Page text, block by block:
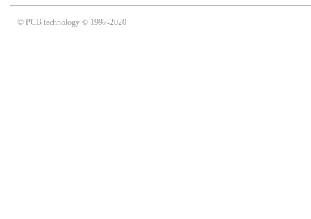
© PCB technology © 1997-2020